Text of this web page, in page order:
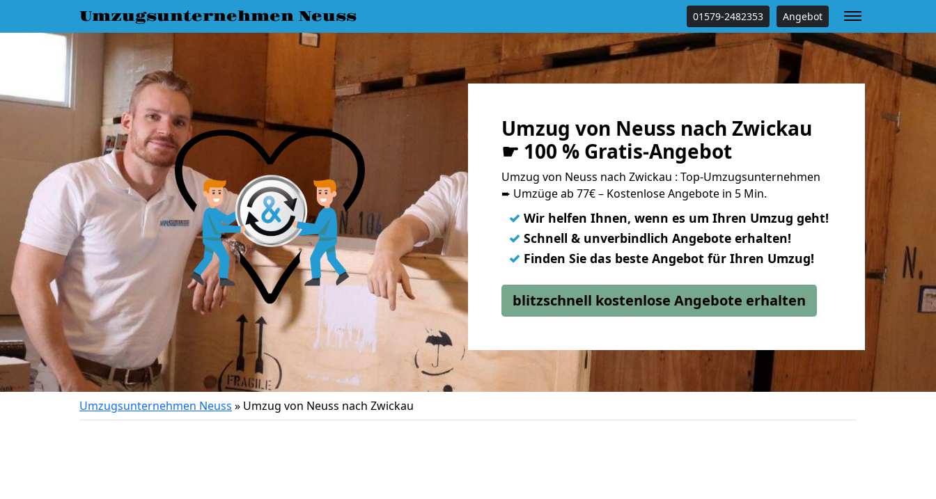
Umzugsunternehmen Neuss 01579-2482353 Angebot
Umzug von Neuss nach Zwickau
☛ 100 % Gratis-Angebot
Umzug von Neuss nach Zwickau : Top-Umzugsunternehmen
➨ Umzüge ab 77€ – Kostenlose Angebote in 5 Min.
✓ Wir helfen Ihnen, wenn es um Ihren Umzug geht!
✓ Schnell & unverbindlich Angebote erhalten!
✓ Finden Sie das beste Angebot für Ihren Umzug!
blitzschnell kostenlose Angebote erhalten
Umzugsunternehmen Neuss » Umzug von Neuss nach Zwickau